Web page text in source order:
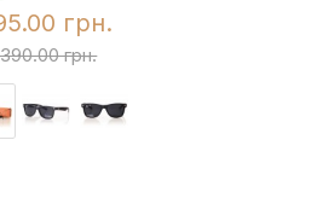
грн.
грн.